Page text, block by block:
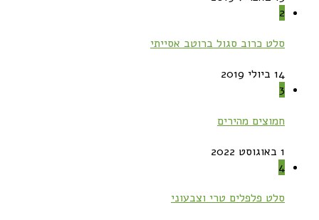
2
סלט כרוב סגול ברוטב אסייתי
14 ביולי 2019
3
חמוצים מהירים
1 באוגוסט 2022
4
סלט פלפלים טרי וצבעוני